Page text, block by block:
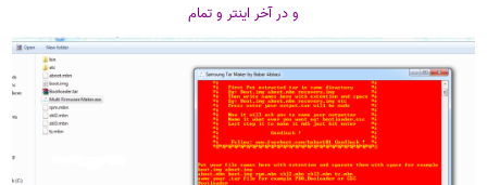
و در آخر اینتر و تمام